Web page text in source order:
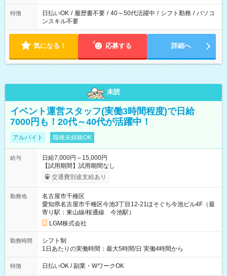
特徴 日払いOK / 履歴書不要 / 40～50代活躍中 / シフト勤務 / パソコ
ンスキル不要
気になる！ 応募する 詳細へ
未読
イベント運営スタッフ(実働3時間程度)で日給
7000円も！20代～40代が活躍中！
アルバイト 職種未経験OK
給与
日給7,000円～15,000円
【試用期間】試用期間なし
交通費別途支給あり
勤務地
名古屋市千種区
愛知県名古屋市千種区今池3丁目12-21ほそぐち今池ビル4F（最
寄り駅：東山線/桜通線 今池駅）
LGM株式会社
勤務時間
シフト制
1日あたりの実働時間：最大5時間/日 実働4時間から
特徴 日払いOK / 副業・WワークOK